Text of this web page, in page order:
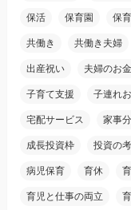
保活 保育園 保
共働き 共働き夫婦
出産祝い 夫婦のお金
子育て支援 子連れ
宅配サービス 家事
成長投資枠 投資の
病児保育 育休
育児と仕事の両立